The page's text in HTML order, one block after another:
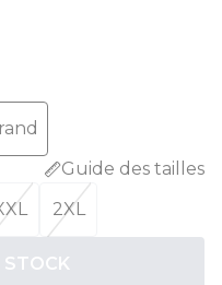
Guide des tailles
2XL
STOCK